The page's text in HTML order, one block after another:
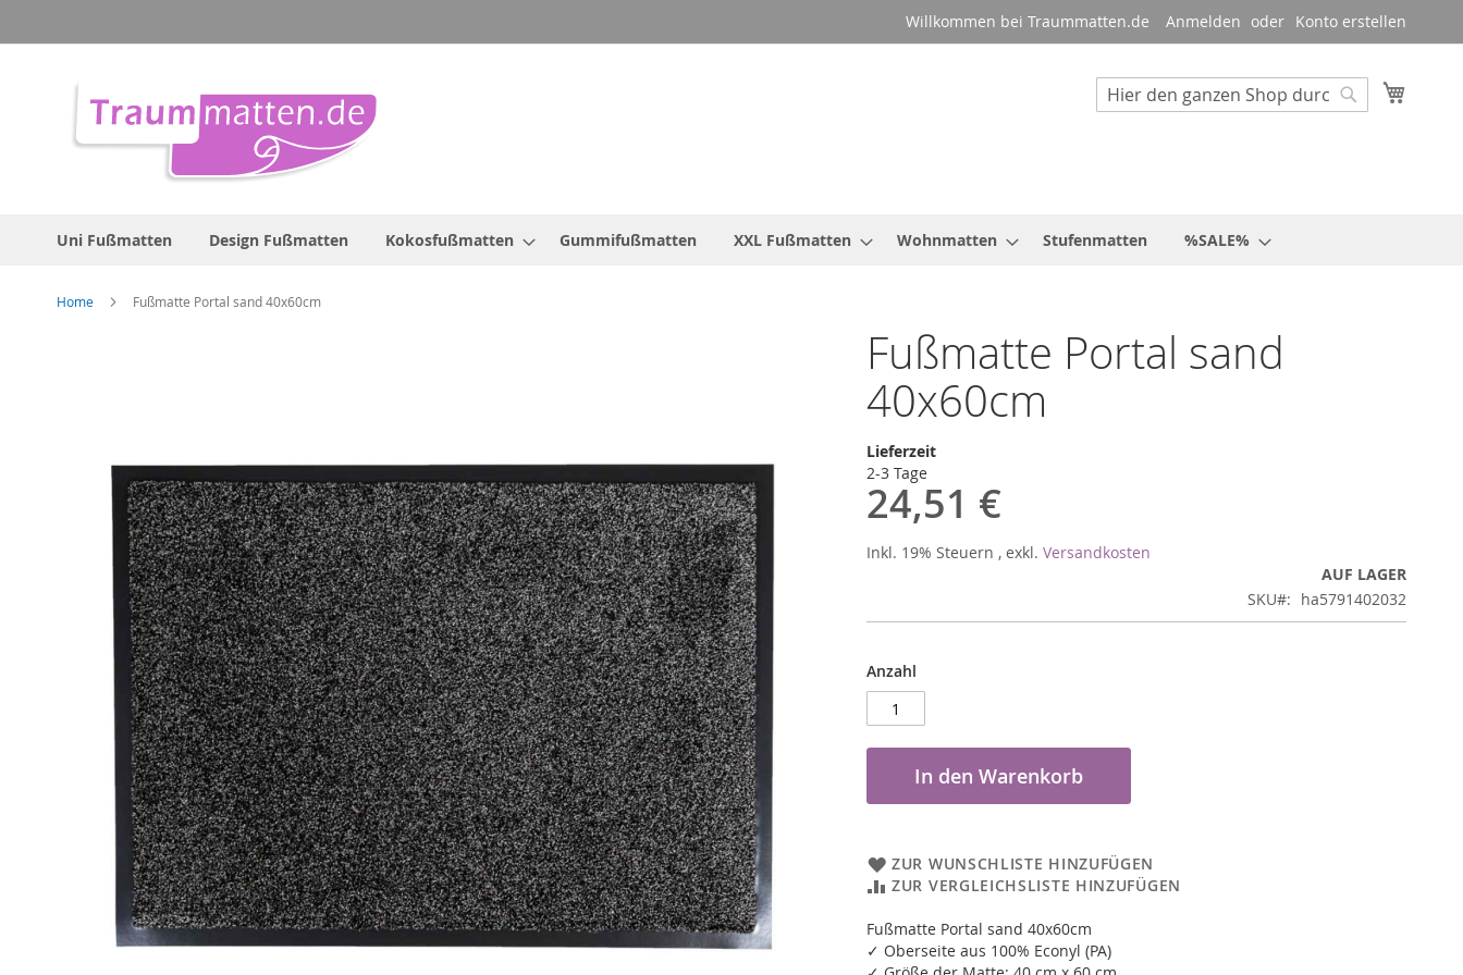
zum
Willkommen bei Traummatten.de Anmelden Konto erstellen
Suche
Uni Fußmatten Design Fußmatten Kokosfußmatten Gummifußmatten XXL Fußmatten Wohnmatten Stufenmatten %SALE%
Home Fußmatte Portal sand 40x60cm
Fußmatte Portal sand
40x60cm
Lieferzeit
2-3 Tage
24,51 €
Inkl. 19% Steuern , exkl. Versandkosten
AUF LAGER
SKU
ha5791402032
Anzahl
In den Warenkorb
ZUR WUNSCHLISTE HINZUFÜGEN
ZUR VERGLEICHSLISTE HINZUFÜGEN
Fußmatte Portal sand 40x60cm
✓ Oberseite aus 100% Econyl (PA)